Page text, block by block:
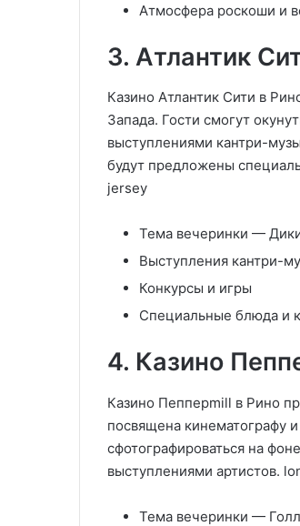
Атмосфера роскоши и
3. Атлантик
Казино Атлантик Сити в
Запада. Гости смогут
выступлениями кантри-
будут предложены
jersey
Тема вечеринки —
Выступления кантри-
Конкурсы и игры
Специальные блюда и
4. Казино
Казино Пепперmill в Рино
посвящена кинематографу
сфотографироваться на
выступлениями артистов.
Тема вечеринки —